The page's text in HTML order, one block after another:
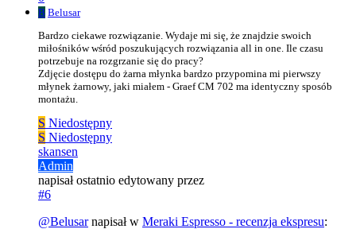
B Belusar
Bardzo ciekawe rozwiązanie. Wydaje mi się, że znajdzie swoich
miłośników wśród poszukujących rozwiązania all in one. Ile czasu
potrzebuje na rozgrzanie się do pracy?
Zdjęcie dostępu do żarna młynka bardzo przypomina mi pierwszy
młynek żarnowy, jaki miałem - Graef CM 702 ma identyczny sposób
montażu.
S Niedostępny
S Niedostępny
skansen
Admin
napisałostatnio edytowany przez
#6
@Belusarnapisał w Meraki Espresso - recenzja ekspresu: